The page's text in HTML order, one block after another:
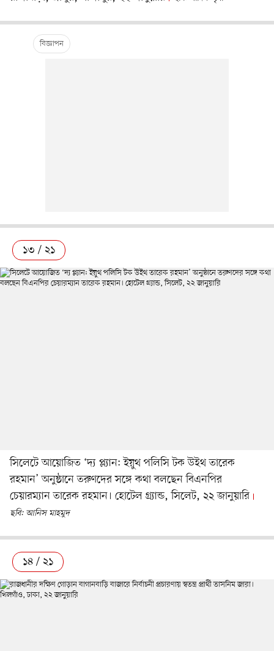
১৩ / ২১
সিলেটে আয়োজিত ‘দ্য প্ল্যান: ইয়ুথ পলিসি টক উইথ তারেক
রহমান’ অনুষ্ঠানে তরুণদের সঙ্গে কথা বলছেন বিএনপির
চেয়ারম্যান তারেক রহমান। হোটেল গ্র্যান্ড, সিলেট, ২২ জানুয়ারি
ছবি: আনিস মাহমুদ
১৪ / ২১